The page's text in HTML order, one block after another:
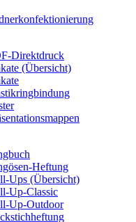
Direktdruck
(Übersicht)
Heftung
Ups (Übersicht)
Up-Classic
Up-Outdoor